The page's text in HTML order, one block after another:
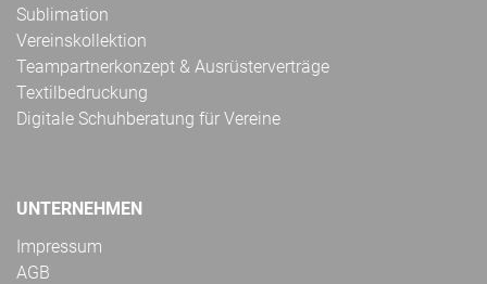
Sublimation
Vereinskollektion
Teampartnerkonzept & Ausrüsterverträge
Textilbedruckung
Digitale Schuhberatung für Vereine
UNTERNEHMEN
Impressum
AGB